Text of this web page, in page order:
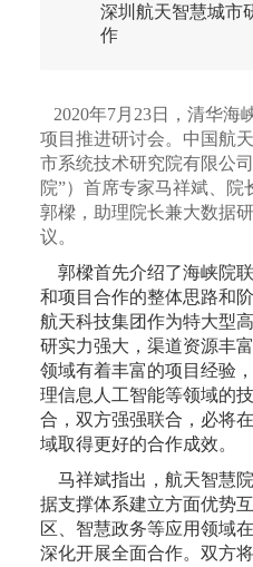
深圳航天智慧城市
作
2020年7月23日，清华海
项目推进研讨会。中国航
市系统技术研究院有限公
院”）首席专家马祥斌、
郭樑，助理院长兼大数据
议。
郭樑首先介绍了海峡院
和项目合作的整体思路和
航天科技集团作为特大型
研实力强大，渠道资源丰
领域有着丰富的项目经验
理信息人工智能等领域的
合，双方强强联合，必将
域取得更好的合作成效。
马祥斌指出，航天智慧
据支撑体系建立方面优势
区、智慧政务等应用领域
深化开展全面合作。双方